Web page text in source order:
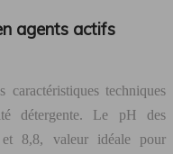
agents actifs
caractéristiques techniques
détergente. Le pH des
8,8, valeur idéale pour